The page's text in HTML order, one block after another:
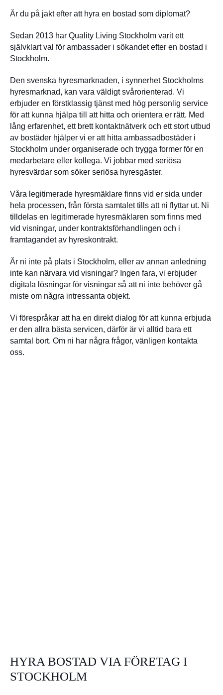
Är du på jakt efter att hyra en bostad som diplomat?
Sedan 2013 har Quality Living Stockholm varit ett
självklart val för ambassader i sökandet efter en bostad i
Stockholm.
Den svenska hyresmarknaden, i synnerhet Stockholms
hyresmarknad, kan vara väldigt svårorienterad. Vi
erbjuder en förstklassig tjänst med hög personlig service
för att kunna hjälpa till att hitta och orientera er rätt. Med
lång erfarenhet, ett brett kontaktnätverk och ett stort utbud
av bostäder hjälper vi er att hitta ambassadbostäder i
Stockholm under organiserade och trygga former för en
medarbetare eller kollega. Vi jobbar med seriösa
hyresvärdar som söker seriösa hyresgäster.
Våra legitimerade hyresmäklare finns vid er sida under
hela processen, från första samtalet tills att ni flyttar ut. Ni
tilldelas en legitimerade hyresmäklaren som finns med
vid visningar, under kontraktsförhandlingen och i
framtagandet av hyreskontrakt.
Är ni inte på plats i Stockholm, eller av annan anledning
inte kan närvara vid visningar? Ingen fara, vi erbjuder
digitala lösningar för visningar så att ni inte behöver gå
miste om några intressanta objekt.
Vi förespråkar att ha en direkt dialog för att kunna erbjuda
er den allra bästa servicen, därför är vi alltid bara ett
samtal bort. Om ni har några frågor, vänligen kontakta
oss.
HYRA BOSTAD VIA FÖRETAG I
STOCKHOLM